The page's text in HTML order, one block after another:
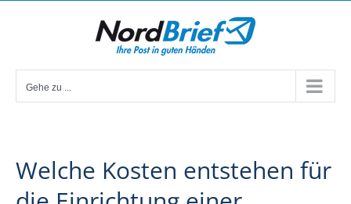
Gehe zu ...
Welche Kosten entstehen für